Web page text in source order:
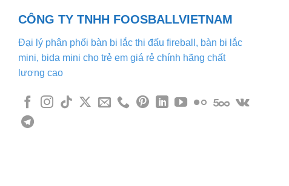
Bàn bi lắc mini không chỉ là một trò chơi
tương tác xã hội. Bạn có thể tổ chức các
Bàn bi lắc minilà sự kết hợp hoàn hảo giữa
biến thành sân đấu sôi động, tạo ra những
CÔNG TY TNHH FOOSBALLVIETNAM
Đại lý phân phối bàn bi lắc thi đấu fireball, bàn bi lắc
mini, bida mini cho trẻ em giá rẻ chính hãng chất
lượng cao